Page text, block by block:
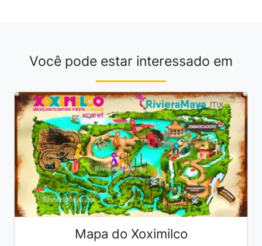
Você pode estar interessado em
Mapa do Xoximilco